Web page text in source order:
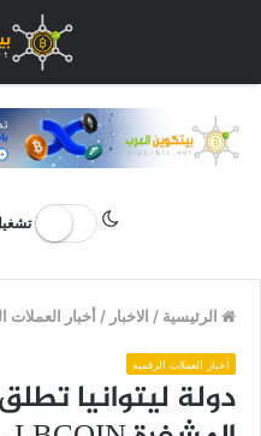
الرئيسية / الاخبار /أخبار العملات
أخبار العملات الرقمية
دولة ليتوانيا